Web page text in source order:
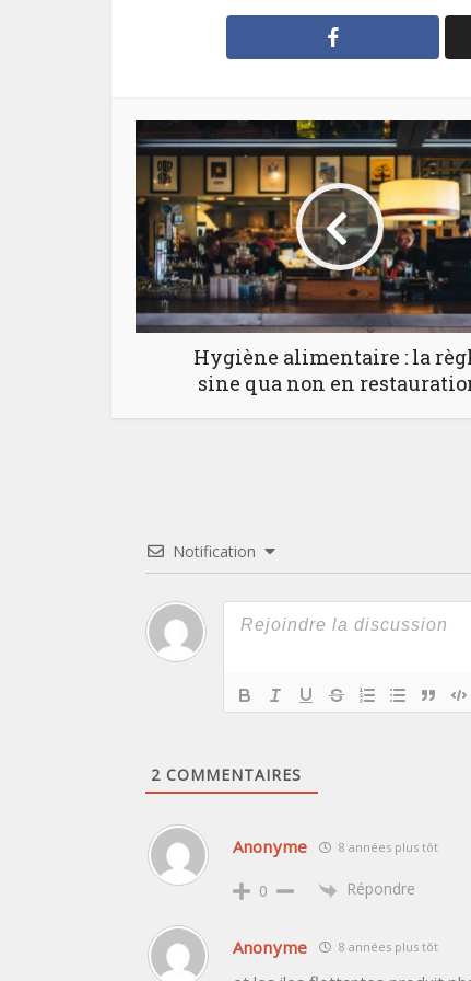
Hygiène alimentaire : la
sine qua non en
Notification
2 COMMENTAIRES
Anonyme 8 années plus tôt
0 Répondre
Anonyme 8 années plus tôt